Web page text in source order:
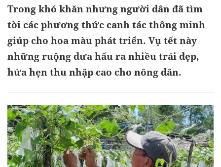
Trong khó khăn nhưng người dân đã tìm
tòi các phương thức canh tác thông minh
giúp cho hoa màu phát triển. Vụ tết này
những ruộng dưa hấu ra nhiều trái đẹp,
hứa hẹn thu nhập cao cho nông dân.